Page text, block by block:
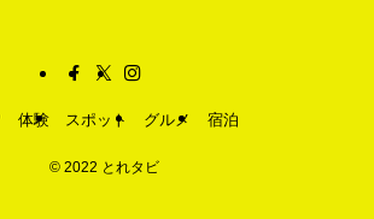
体験 スポット グルメ 宿泊
©2022 とれタビ